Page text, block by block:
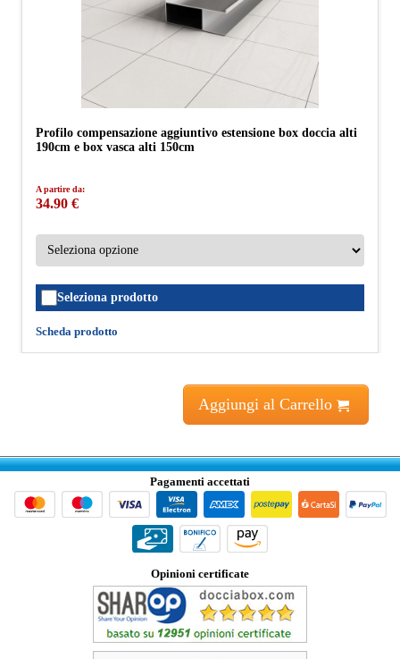
Profilo compensazione aggiuntivo estensione box doccia alti
190cm e box vasca alti 150cm
A partire da:
34.90 €
Seleziona prodotto
Scheda prodotto
Aggiungi al Carrello
Pagamenti accettati
Opinioni certificate